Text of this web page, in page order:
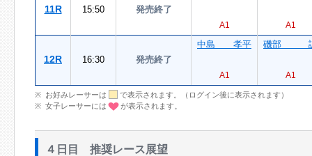
11R 15:50 発売終了
A1 A1
12R 16:30 発売終了
中島 孝平
A1
磯部
A1
お好みレーサーは
で表示されます。（ログイン後に表示されます）
女子レーサーには
が表示されます。
４日目 推奨レース展望